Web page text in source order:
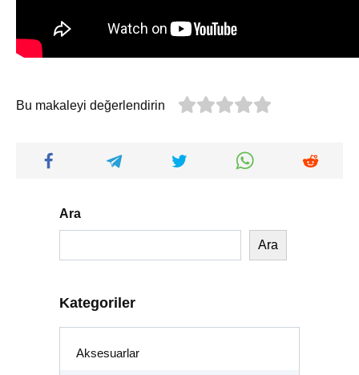
Bu makaleyi değerlendirin
Ara
Ara
Kategoriler
Aksesuarlar